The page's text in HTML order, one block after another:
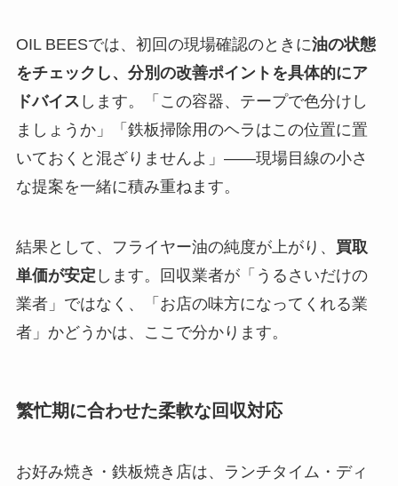
OIL BEESでは、初回の現場確認のときに油の状態
をチェックし、分別の改善ポイントを具体的にア
ドバイス します。「この容器、テープで色分けし
ましょうか」「鉄板掃除用のヘラはこの位置に置
いておくと混ざりませんよ」——現場目線の小さ
な提案を一緒に積み重ねます。
結果として、フライヤー油の純度が上がり、 買取
単価が安定 します。回収業者が「うるさいだけの
業者」ではなく、「お店の味方になってくれる業
者」かどうかは、ここで分かります。
繁忙期に合わせた柔軟な回収対応
お好み焼き・鉄板焼き店は、ランチタイム・ディ